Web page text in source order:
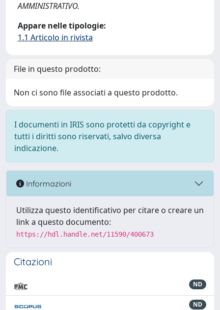
AMMINISTRATIVO.
Appare nelle tipologie:
1.1 Articolo in rivista
File in questo prodotto:
Non ci sono file associati a questo prodotto.
I documenti in IRIS sono protetti da copyright e
tutti i diritti sono riservati, salvo diversa
indicazione.
Informazioni
Utilizza questo identificativo per citare o creare un
link a questo documento:
https://hdl.handle.net/11590/400673
Citazioni
ND
ND